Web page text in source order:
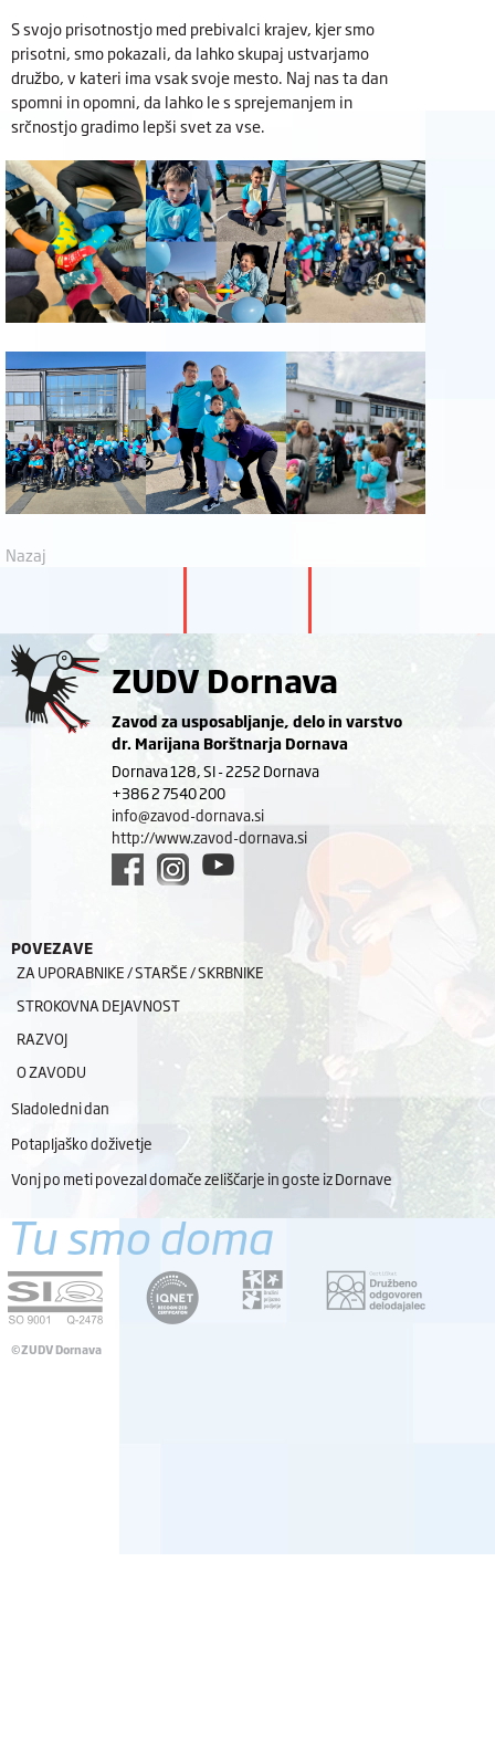
S svojo prisotnostjo med prebivalci krajev, kjer smo
prisotni, smo pokazali, da lahko skupaj ustvarjamo
družbo, v kateri ima vsak svoje mesto. Naj nas ta dan
spomni in opomni, da lahko le s sprejemanjem in
srčnostjo gradimo lepši svet za vse.
Nazaj
ZUDV Dornava
Zavod za usposabljanje, delo in varstvo
dr. Marijana Borštnarja Dornava
Dornava 128, SI - 2252 Dornava
+386 2 7540 200
info@zavod-dornava.si
http://www.zavod-dornava.si
POVEZAVE
ZA UPORABNIKE / STARŠE / SKRBNIKE
STROKOVNA DEJAVNOST
RAZVOJ
O ZAVODU
Sladoledni dan
Potapljaško doživetje
Vonj po meti povezal domače zeliščarje in goste iz Dornave
Tu smo doma
©ZUDV Dornava